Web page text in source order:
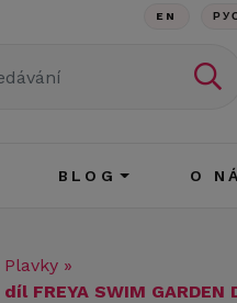
EN
BLOG O
Plavky »
FREYA SWIM GARDEN